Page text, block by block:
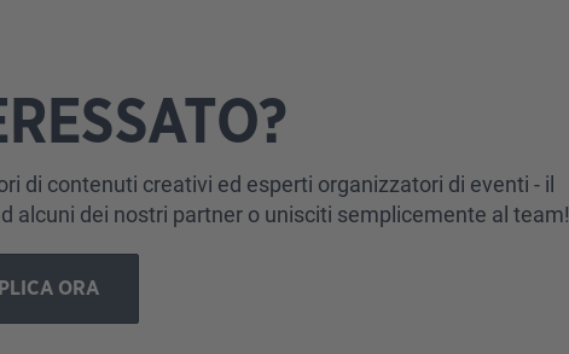
di contenuti creativi ed esperti organizzatori di eventi - il
alcuni dei nostri partner o unisciti semplicemente al team!
ORA